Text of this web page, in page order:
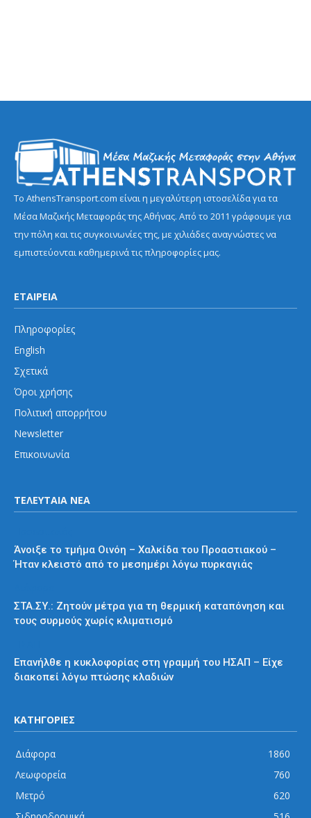
Το AthensTransport.com είναι η μεγαλύτερη ιστοσελίδα για τα
Μέσα Μαζικής Μεταφοράς της Αθήνας. Από το 2011 γράφουμε για
την πόλη και τις συγκοινωνίες της, με χιλιάδες αναγνώστες να
εμπιστεύονται καθημερινά τις πληροφορίες μας.
ΕΤΑΙΡΕΙΑ
Πληροφορίες
English
Σχετικά
Όροι χρήσης
Πολιτική απορρήτου
Newsletter
Επικοινωνία
ΤΕΛΕΥΤΑΙΑ ΝΕΑ
Άνοιξε το τμήμα Οινόη – Χαλκίδα του Προαστιακού –
Ήταν κλειστό από το μεσημέρι λόγω πυρκαγιάς
ΣΤΑ.ΣΥ.: Ζητούν μέτρα για τη θερμική καταπόνηση και
τους συρμούς χωρίς κλιματισμό
Επανήλθε η κυκλοφορίας στη γραμμή του ΗΣΑΠ – Είχε
διακοπεί λόγω πτώσης κλαδιών
ΚΑΤΗΓΟΡΙΕΣ
Διάφορα
1860
Λεωφορεία
760
Μετρό
620